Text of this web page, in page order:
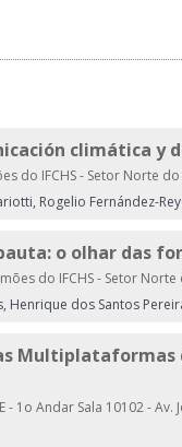
climática
do IFCHS - Setor Norte
Rogelio Fernández-
o olhar das
do IFCHS - Setor
Henrique dos Santos
- 1o Andar Sala 10102 -